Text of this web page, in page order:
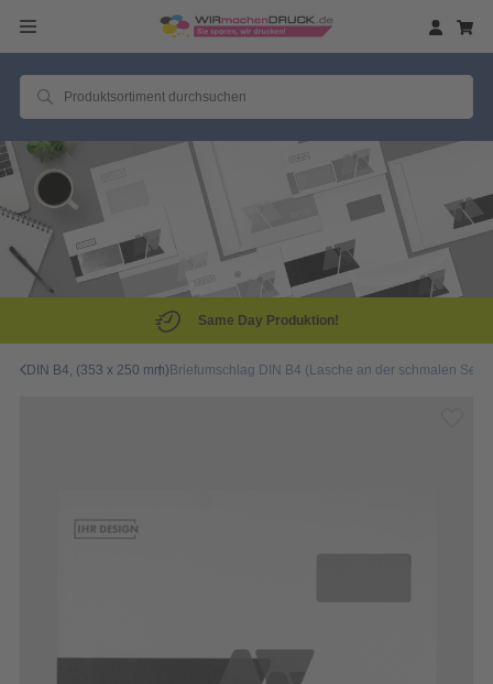
Same Day Produktion!
DIN B4, (353 x 250 mm)Briefumschlag DIN B4 (Lasche an der schmalen